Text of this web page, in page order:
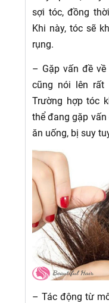
sợi tóc, đồng
Khi này, tóc sẽ
rụng.
– Gặp vấn đề
cũng nói lên rất
Trường hợp tóc
thể đang gặp
ăn uống, bị suy
– Tác động từ